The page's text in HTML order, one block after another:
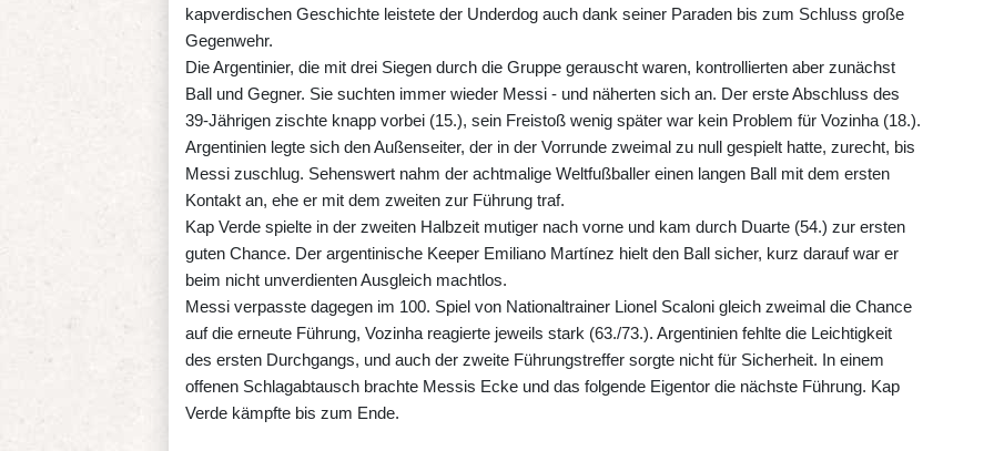
kapverdischen Geschichte leistete der Underdog auch dank seiner Paraden bis zum Schluss große
Gegenwehr.
Die Argentinier, die mit drei Siegen durch die Gruppe gerauscht waren, kontrollierten aber zunächst
Ball und Gegner. Sie suchten immer wieder Messi - und näherten sich an. Der erste Abschluss des
39-Jährigen zischte knapp vorbei (15.), sein Freistoß wenig später war kein Problem für Vozinha (18.).
Argentinien legte sich den Außenseiter, der in der Vorrunde zweimal zu null gespielt hatte, zurecht, bis
Messi zuschlug. Sehenswert nahm der achtmalige Weltfußballer einen langen Ball mit dem ersten
Kontakt an, ehe er mit dem zweiten zur Führung traf.
Kap Verde spielte in der zweiten Halbzeit mutiger nach vorne und kam durch Duarte (54.) zur ersten
guten Chance. Der argentinische Keeper Emiliano Martínez hielt den Ball sicher, kurz darauf war er
beim nicht unverdienten Ausgleich machtlos.
Messi verpasste dagegen im 100. Spiel von Nationaltrainer Lionel Scaloni gleich zweimal die Chance
auf die erneute Führung, Vozinha reagierte jeweils stark (63./73.). Argentinien fehlte die Leichtigkeit
des ersten Durchgangs, und auch der zweite Führungstreffer sorgte nicht für Sicherheit. In einem
offenen Schlagabtausch brachte Messis Ecke und das folgende Eigentor die nächste Führung. Kap
Verde kämpfte bis zum Ende.